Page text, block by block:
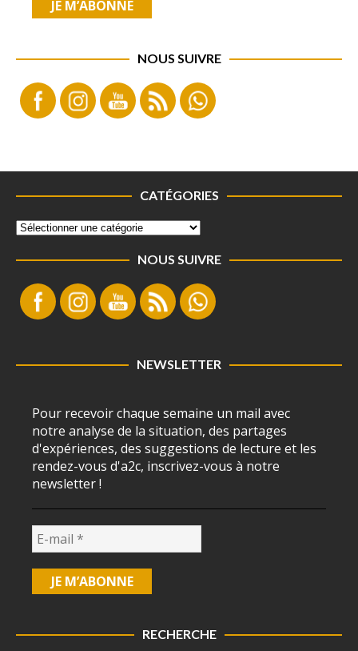
NOUS SUIVRE
CATÉGORIES
NOUS SUIVRE
NEWSLETTER
Pour recevoir chaque semaine un mail avec
notre analyse de la situation, des partages
d'expériences, des suggestions de lecture et les
rendez-vous d'a2c, inscrivez-vous à notre
newsletter !
RECHERCHE